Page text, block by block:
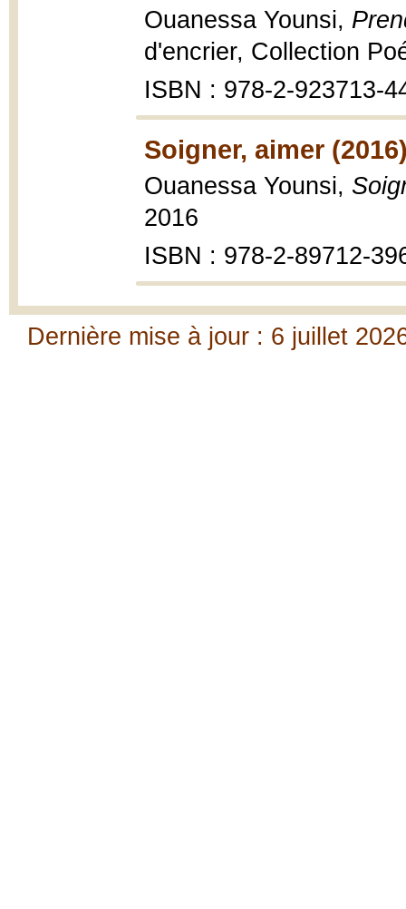
Ouanessa Younsi,
d'encrier, Collection
ISBN : 978-2-923713-
Soigner, aimer
Ouanessa Younsi,
2016
ISBN : 978-2-89712-
Dernière mise à jour : 6 juillet